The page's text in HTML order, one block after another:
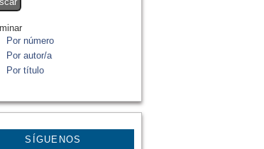
Por número
Por autor/a
Por título
SÍGUENOS